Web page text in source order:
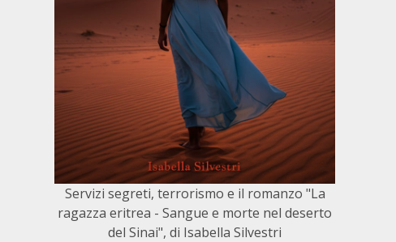
Servizi segreti, terrorismo e il romanzo "La
ragazza eritrea - Sangue e morte nel deserto
del Sinai", di Isabella Silvestri